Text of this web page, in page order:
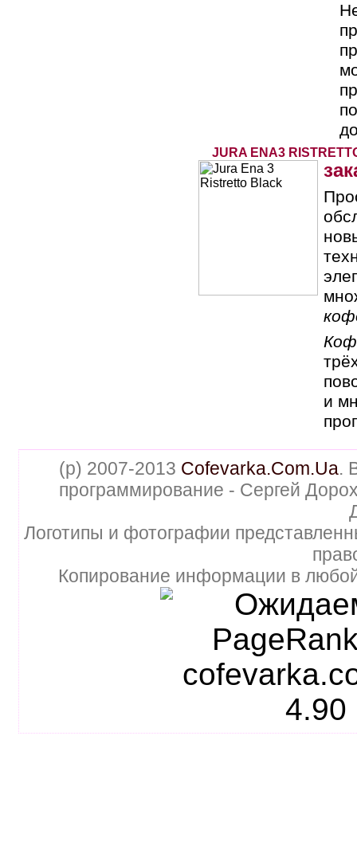
JURA ENA3
и
(p) 2007-2013 Cofevarka.Com.Ua.
программирование - Сергей
Логотипы и фотографии
Копирование информации в